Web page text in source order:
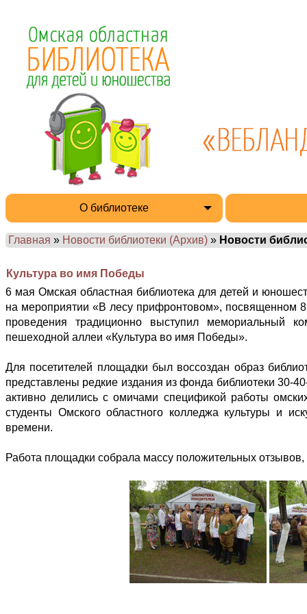
О библиотеке
Главная » Новости библиотеки (Архив) » Новости
Культура во имя Победы
6 мая Омская областная библиотека для детей и
на мероприятии «В лесу прифронтовом», посвященном
проведения традиционно выступил мемориальный
пешеходной аллеи «Культура во имя Победы».
Для посетителей площадки был воссоздан образ
представлены редкие издания из фонда библиотеки 30-
активно делились с омичами спецификой работы
студенты Омского областного колледжа культуры и
времени.
Работа площадки собрала массу положительных